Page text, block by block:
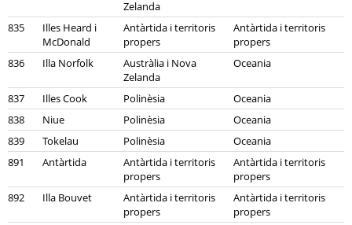
Zelanda
835
Illes Heard i
McDonald
Antàrtida i territoris
propers
Antàrtida i territoris
propers
836
Illa Norfolk
Austràlia i Nova
Zelanda
Oceania
837 Illes Cook Polinèsia
Oceania
838
Niue Polinèsia
Oceania
839
Tokelau Polinèsia
Oceania
891
Antàrtida
Antàrtida i territoris
propers
Antàrtida i territoris
propers
892
Illa Bouvet
Antàrtida i territoris
propers
Antàrtida i territoris
propers